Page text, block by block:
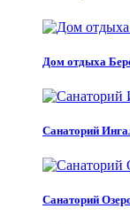
Дом отдыха
Санаторий
Санаторий